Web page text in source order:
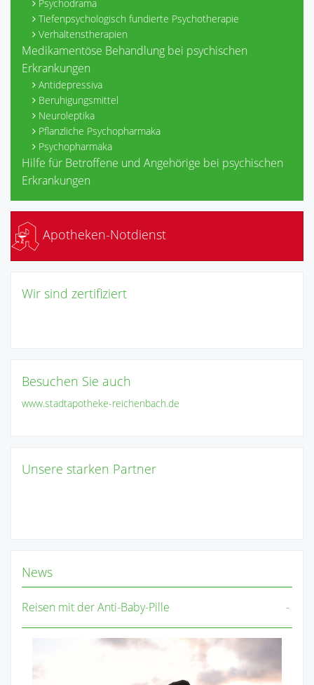
Psychodrama
Tiefenpsychologisch fundierte Psychotherapie
Verhaltenstherapien
Medikamentöse Behandlung bei psychischen
Erkrankungen
Antidepressiva
Beruhigungsmittel
Neuroleptika
Pflanzliche Psychopharmaka
Psychopharmaka
Hilfe für Betroffene und Angehörige bei psychischen
Erkrankungen
Apotheken-Notdienst
Wir sind zertifiziert
Besuchen Sie auch
www.stadtapotheke-reichenbach.de
Unsere starken Partner
News
Reisen mit der Anti-Baby-Pille